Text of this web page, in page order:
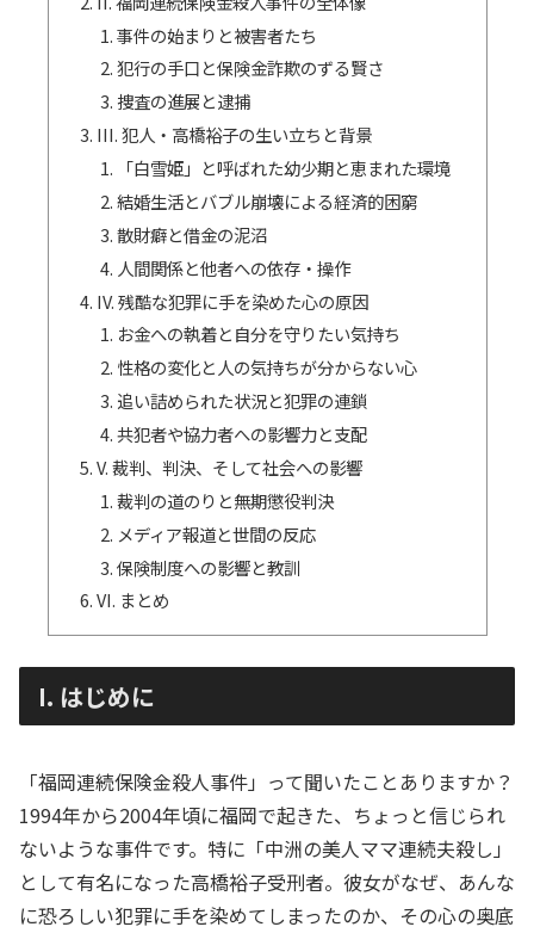
事件の始まりと被害者たち
犯行の手口と保険金詐欺のずる賢さ
捜査の進展と逮捕
III. 犯人・高橋裕子の生い立ちと背景
「白雪姫」と呼ばれた幼少期と恵まれた環境
結婚生活とバブル崩壊による経済的困窮
散財癖と借金の泥沼
人間関係と他者への依存・操作
IV. 残酷な犯罪に手を染めた心の原因
お金への執着と自分を守りたい気持ち
性格の変化と人の気持ちが分からない心
追い詰められた状況と犯罪の連鎖
共犯者や協力者への影響力と支配
V. 裁判、判決、そして社会への影響
裁判の道のりと無期懲役判決
メディア報道と世間の反応
保険制度への影響と教訓
VI. まとめ
I. はじめに
「福岡連続保険金殺人事件」って聞いたことありますか？
1994年から2004年頃に福岡で起きた、ちょっと信じられ
ないような事件です。特に「中洲の美人ママ連続夫殺し」
として有名になった高橋裕子受刑者。彼女がなぜ、あんな
に恐ろしい犯罪に手を染めてしまったのか、その心の奥底